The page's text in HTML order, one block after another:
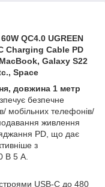
QC4.0 UGREEN
Charging Cable PD
Galaxy S22
Space
довжина 1 метр
безпечне
мобільних телефонів/
живлення
PD, що дає
з
В 5 А.
USB-C до 480